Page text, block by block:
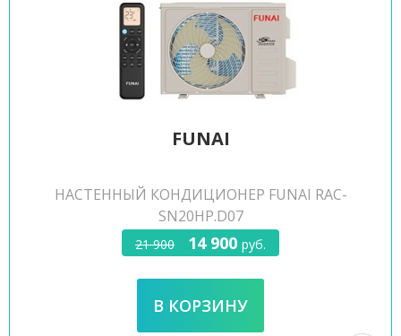
FUNAI
НАСТЕННЫЙ КОНДИЦИОНЕР FUNAI RAC-
SN20HP.D07
21 900 14 900 руб.